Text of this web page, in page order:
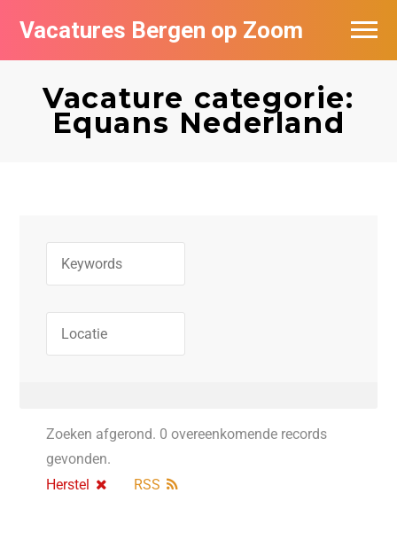
Vacatures Bergen op Zoom
Vacature categorie:
Equans Nederland
Zoeken afgerond. 0 overeenkomende records
gevonden.
Herstel
RSS
Vacatures per bedrijf
De populairste vacatures in Bergen op
Zoom